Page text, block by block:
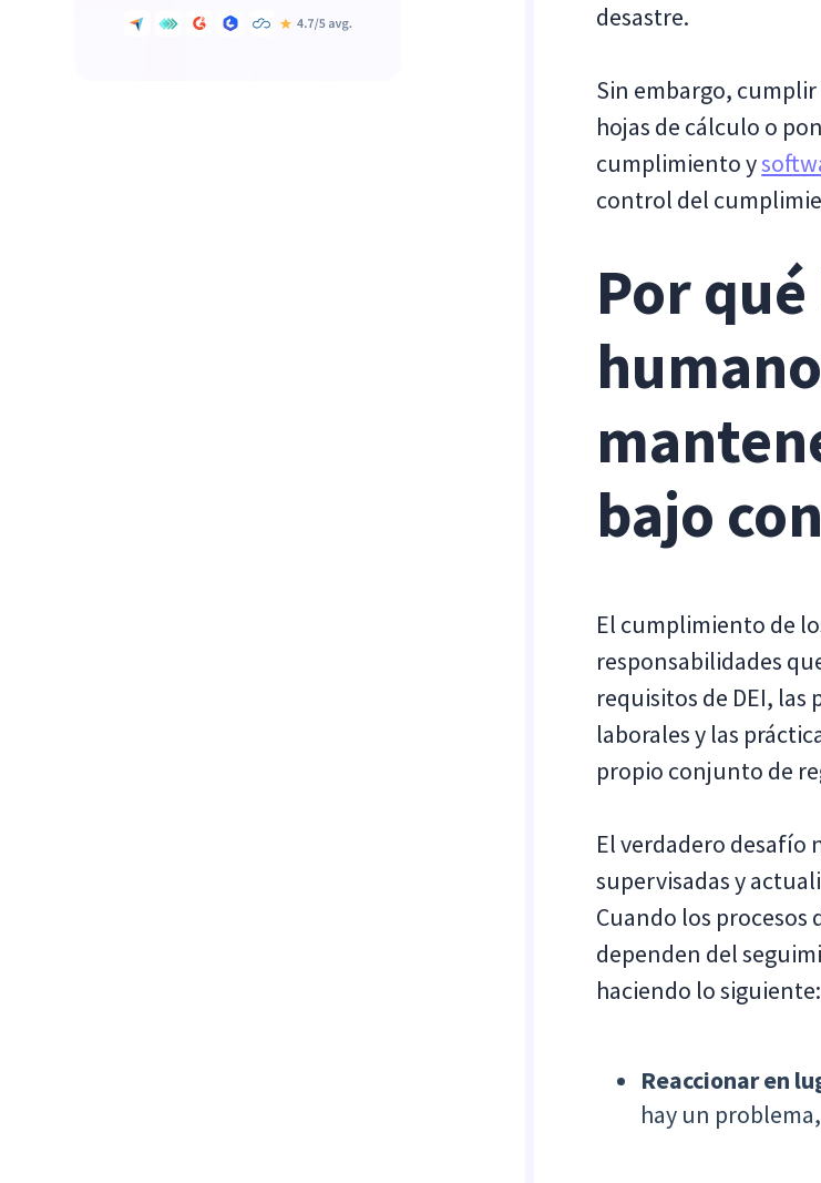
desastre.
Sin embargo,
hojas de cálculo o
cumplimiento y
control del
Por
bajo
El cumplimiento de
responsabilidades
requisitos de DEI,
laborales y las
propio conjunto de
El verdadero desafío
supervisadas y
Cuando los
dependen del
haciendo lo siguiente:
Reaccionar en
hay un